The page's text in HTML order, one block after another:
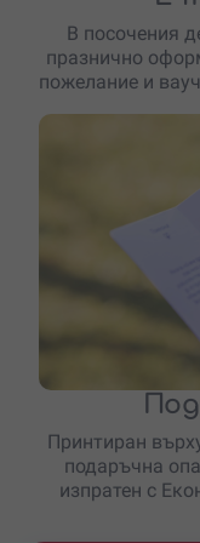
В посочения
празнично
пожелание и
Принтиран
подаръчна
изпратен с